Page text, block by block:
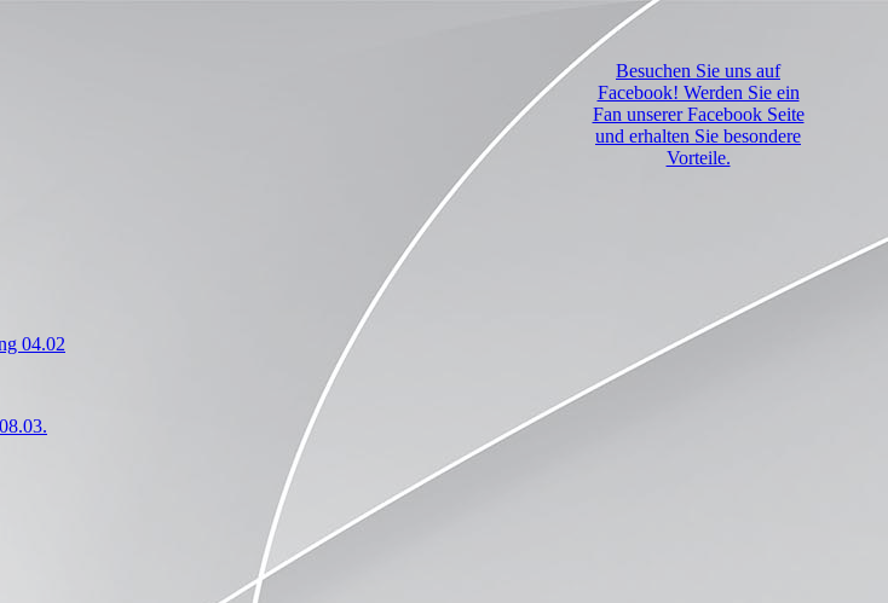
04.02
Besuchen Sie uns auf
Facebook! Werden Sie ein
Fan unserer Facebook Seite
und erhalten Sie besondere
Vorteile.